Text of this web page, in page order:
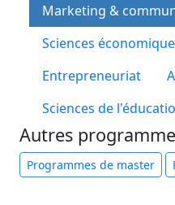
Marketing &
Sciences
Entrepreneuriat
Sciences de
Autres
Programmes de master